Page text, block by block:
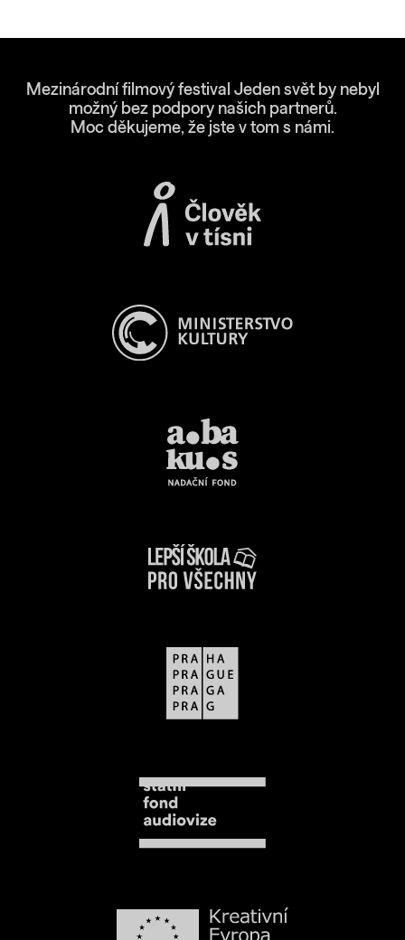
Mezinárodní filmový festival Jeden svět by nebyl
možný bez podpory našich partnerů.
Moc děkujeme, že jste v tom s námi.